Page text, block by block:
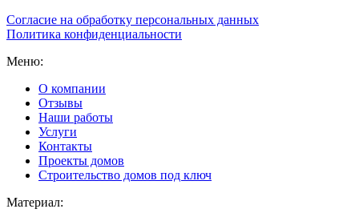
Согласие на обработку персональных данных
Политика конфиденциальности
Меню:
О компании
Отзывы
Наши работы
Услуги
Контакты
Проекты домов
Строительство домов под ключ
Материал: